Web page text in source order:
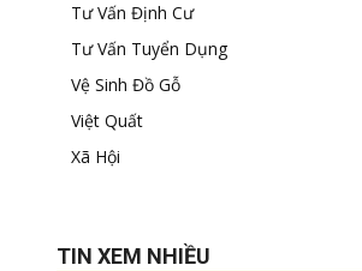
Tư Vấn Định Cư
Tư Vấn Tuyển Dụng
Vệ Sinh Đồ Gỗ
Việt Quất
Xã Hội
TIN XEM NHIỀU